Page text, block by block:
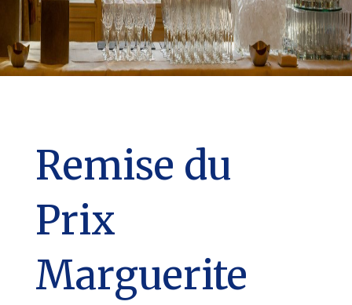
7 décembre 2026 :16e Salon de l’Histoire de
18h30 à 21h, remise du Prix du Guesclin,
Cercle National des Armées 8 place Saint-
Augustin Paris 8e
Remise du
Prix
Marguerite